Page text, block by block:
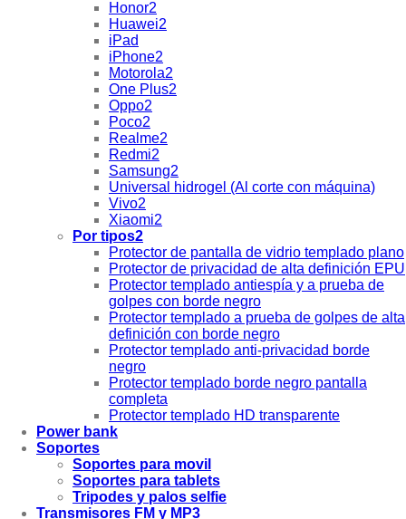
Honor2
Huawei2
iPad
iPhone2
Motorola2
One Plus2
Oppo2
Poco2
Realme2
Redmi2
Samsung2
Universal hidrogel (Al corte con máquina)
Vivo2
Xiaomi2
Por tipos2
Protector de pantalla de vidrio templado plano
Protector de privacidad de alta definición EPU
Protector templado antiespía y a prueba de
golpes con borde negro
Protector templado a prueba de golpes de alta
definición con borde negro
Protector templado anti-privacidad borde
negro
Protector templado borde negro pantalla
completa
Protector templado HD transparente
Power bank
Soportes
Soportes para movil
Soportes para tablets
Tripodes y palos selfie
Transmisores FM y MP3